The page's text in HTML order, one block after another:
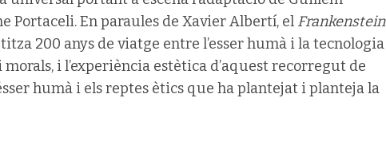
Portaceli. En paraules de Xavier Albertí, el Frankenstein
200 anys de viatge entre l’esser humà i la tecnologia
morals, i l’experiència estètica d’aquest recorregut de
humà i els reptes ètics que ha plantejat i planteja la